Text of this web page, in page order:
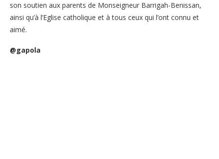
son soutien aux parents de Monseigneur Barrigah-Benissan,
ainsi qu’à l’Eglise catholique et à tous ceux qui l’ont connu et
aimé.
@gapola